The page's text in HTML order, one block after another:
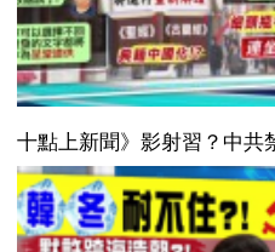
十點上新聞》影射習？中共